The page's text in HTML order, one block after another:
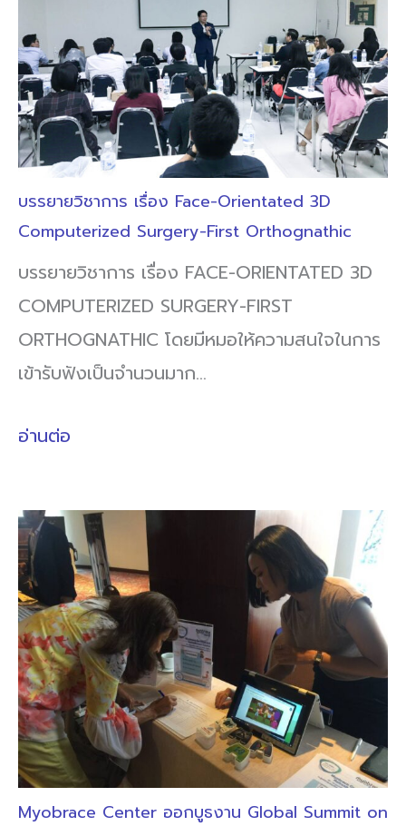
บรรยายวิชาการ เรื่อง Face-Orientated 3D
Computerized Surgery-First Orthognathic
บรรยายวิชาการ เรื่อง FACE-ORIENTATED 3D
COMPUTERIZED SURGERY-FIRST
ORTHOGNATHIC โดยมีหมอให้ความสนใจในการ
เข้ารับฟังเป็นจำนวนมาก…
อ่านต่อ
Myobrace Center ออกบูธงาน Global Summit on